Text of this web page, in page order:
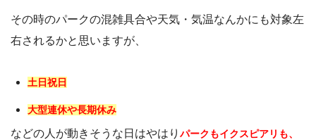
その時のパークの混雑具合や天気・気温なんかにも対象左
右されるかと思いますが、
土日祝日
大型連休や長期休み
などの人が動きそうな日はやはり パークもイクスピアリも、